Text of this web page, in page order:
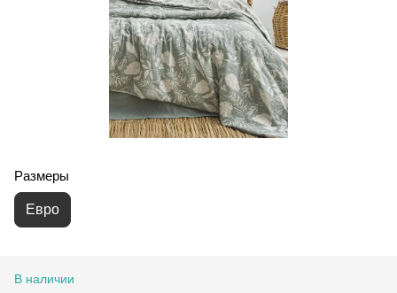
Размеры
Евро
В наличии